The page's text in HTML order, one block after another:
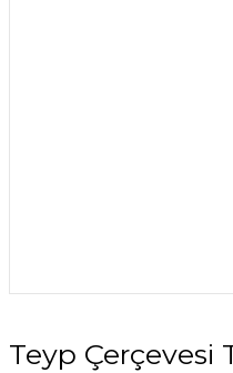
Teyp Çerçevesi